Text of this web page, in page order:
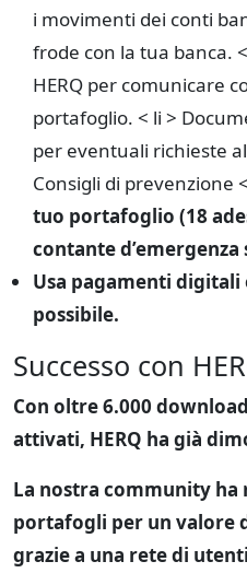
i movimenti dei conti
frode con la tua banca.
HERQ per comunicare
portafoglio. < li >
per eventuali richieste
Consigli di prevenzione
tuo portafoglio (18
contante d’emergenza
Usa pagamenti digitali
possibile.
Successo con
Con oltre 6.000
attivati, HERQ ha già
La nostra community ha
portafogli per un valore
grazie a una rete di